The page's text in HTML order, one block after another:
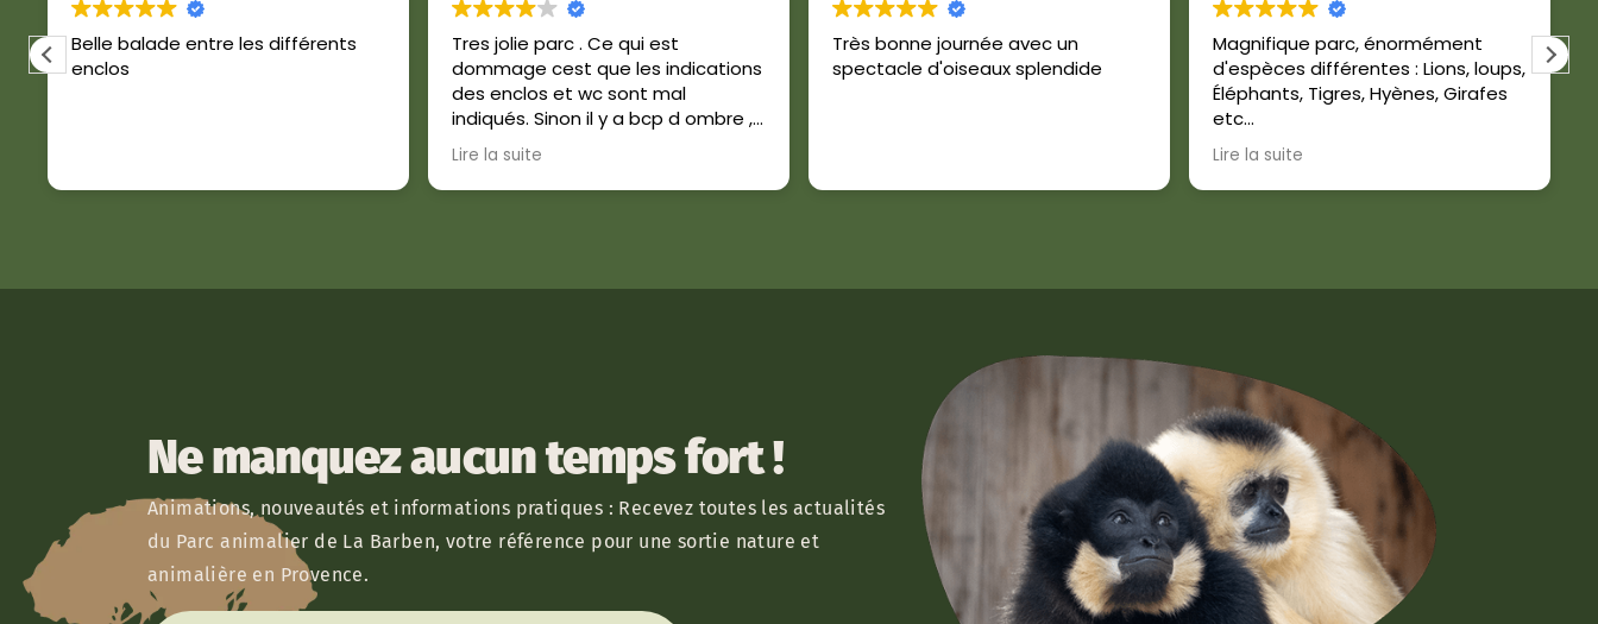
Belle balade entre les différents
enclos
Tres jolie parc . Ce qui est
dommage cest que les indications
des enclos et wc sont mal
indiqués. Sinon il y a bcp d ombre ,
des buvettes , bcp d espace pour
le piques niques . On est allé le 5
juin et des animaux restés cacher
Lire la suite
Très bonne journée avec un
spectacle d'oiseaux splendide
Magnifique parc, énormément
d'espèces différentes : Lions, loups,
Éléphants, Tigres, Hyènes, Girafes
etc
Mention spéciale pour le spectacle
de vol avec les rapaces.
Lire la suite
Ne manquez aucun temps fort !
Animations, nouveautés et informations pratiques : Recevez toutes les actualités
du Parc animalier de La Barben, votre référence pour une sortie nature et
animalière en Provence.